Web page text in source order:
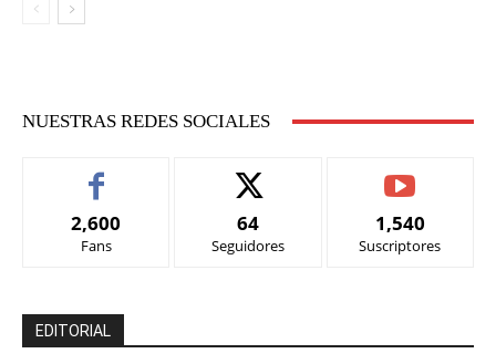
NUESTRAS REDES SOCIALES
2,600
Fans
64
Seguidores
1,540
Suscriptores
EDITORIAL